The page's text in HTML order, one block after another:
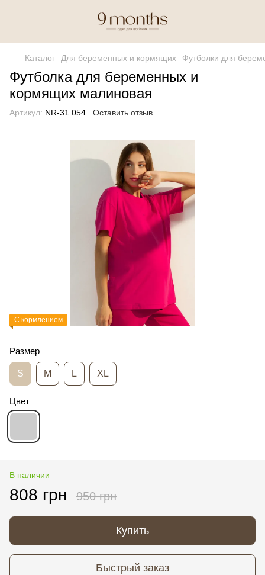
Каталог Для беременных и кормящих Футболки для
Футболка для беременных и
кормящих малиновая
Артикул: NR-31.054 Оставить отзыв
С кормлением
Размер
S M L XL
Цвет
В наличии
808 грн 950 грн
Купить
Быстрый заказ